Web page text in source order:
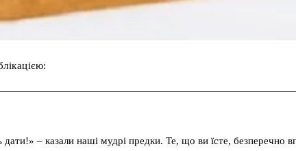
– казали наші мудрі предки. Те, що ви їсте, безперечно